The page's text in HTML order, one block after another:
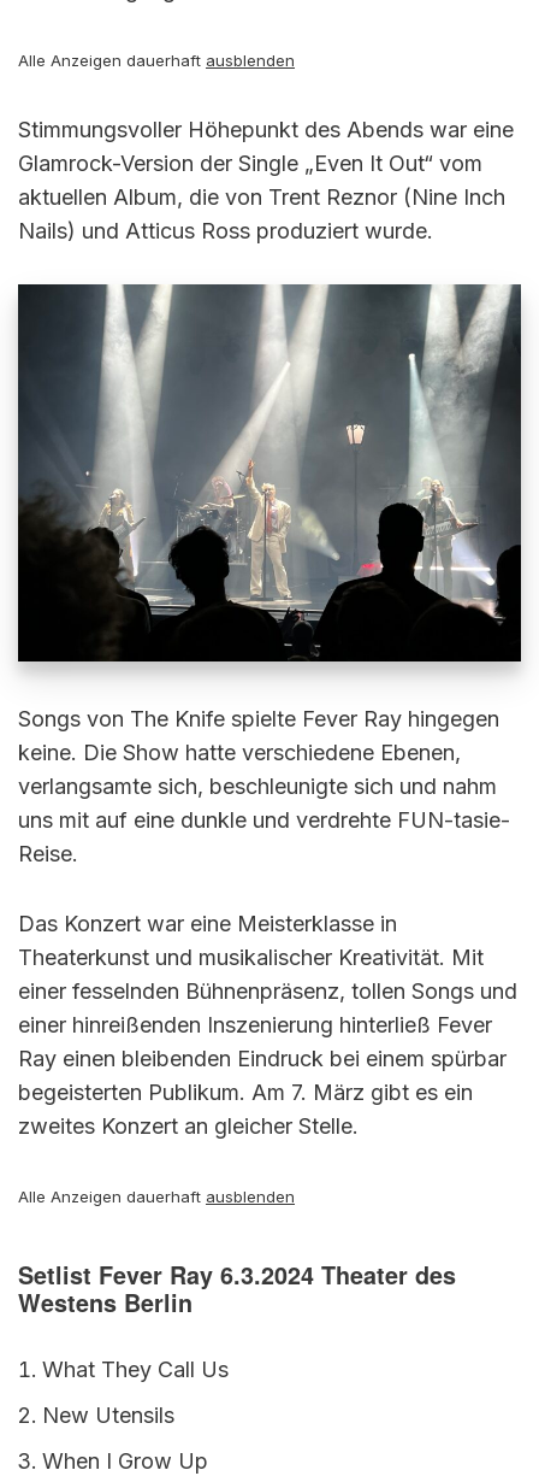
Alle Anzeigen dauerhaft ausblenden
Stimmungsvoller Höhepunkt des Abends war eine
Glamrock-Version der Single „Even It Out“ vom
aktuellen Album, die von Trent Reznor (Nine Inch
Nails) und Atticus Ross produziert wurde.
Songs von The Knife spielte Fever Ray hingegen
keine. Die Show hatte verschiedene Ebenen,
verlangsamte sich, beschleunigte sich und nahm
uns mit auf eine dunkle und verdrehte FUN-tasie-
Reise.
Das Konzert war eine Meisterklasse in
Theaterkunst und musikalischer Kreativität. Mit
einer fesselnden Bühnenpräsenz, tollen Songs und
einer hinreißenden Inszenierung hinterließ Fever
Ray einen bleibenden Eindruck bei einem spürbar
begeisterten Publikum. Am 7. März gibt es ein
zweites Konzert an gleicher Stelle.
Alle Anzeigen dauerhaft ausblenden
Setlist Fever Ray 6.3.2024 Theater des
Westens Berlin
What They Call Us
New Utensils
When I Grow Up